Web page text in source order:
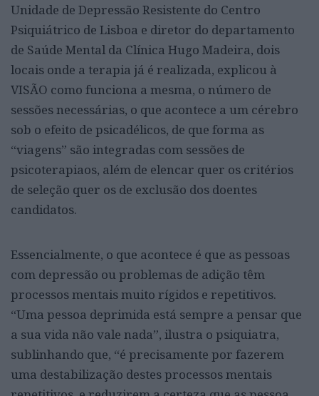
Unidade de Depressão Resistente do Centro
Psiquiátrico de Lisboa e diretor do departamento
de Saúde Mental da Clínica Hugo Madeira, dois
locais onde a terapia já é realizada, explicou à
VISÃO como funciona a mesma, o número de
sessões necessárias, o que acontece a um cérebro
sob o efeito de psicadélicos, de que forma as
“viagens” são integradas com sessões de
psicoterapiaos, além de elencar quer os critérios
de seleção quer os de exclusão dos doentes
candidatos.
Essencialmente, o que acontece é que as pessoas
com depressão ou problemas de adição têm
processos mentais muito rígidos e repetitivos.
“Uma pessoa deprimida está sempre a pensar que
a sua vida não vale nada”, ilustra o psiquiatra,
sublinhando que, “é precisamente por fazerem
uma destabilização destes processos mentais